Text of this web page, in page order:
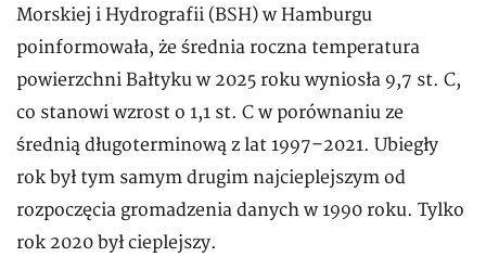
Morskiej i Hydrografii (BSH) w Hamburgu
poinformowała, że średnia roczna temperatura
powierzchni Bałtyku w 2025 roku wyniosła 9,7 st. C,
co stanowi wzrost o 1,1 st. C w porównaniu ze
średnią długoterminową z lat 1997–2021. Ubiegły
rok był tym samym drugim najcieplejszym od
rozpoczęcia gromadzenia danych w 1990 roku. Tylko
rok 2020 był cieplejszy.